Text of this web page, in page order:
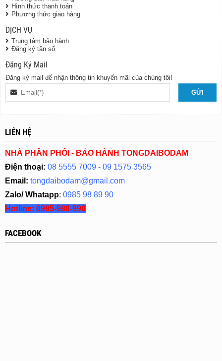
Hình thức thanh toán
Phương thức giao hàng
DỊCH VỤ
Trung tâm bảo hành
Đăng ký tần số
Đăng Ký Mail
Đăng ký mail để nhận thông tin khuyến mãi của chúng tôi!
LIÊN HỆ
NHÀ PHÂN PHỐI - BẢO HÀNH TONGDAIBODAM
Điện thoại: 08 5555 7009 - 09 1575 3565
Email: tongdaibodam@gmail.com
Zalo/ Whatapp: 0985 98 89 90
Hotline: 0985-988-990
FACEBOOK